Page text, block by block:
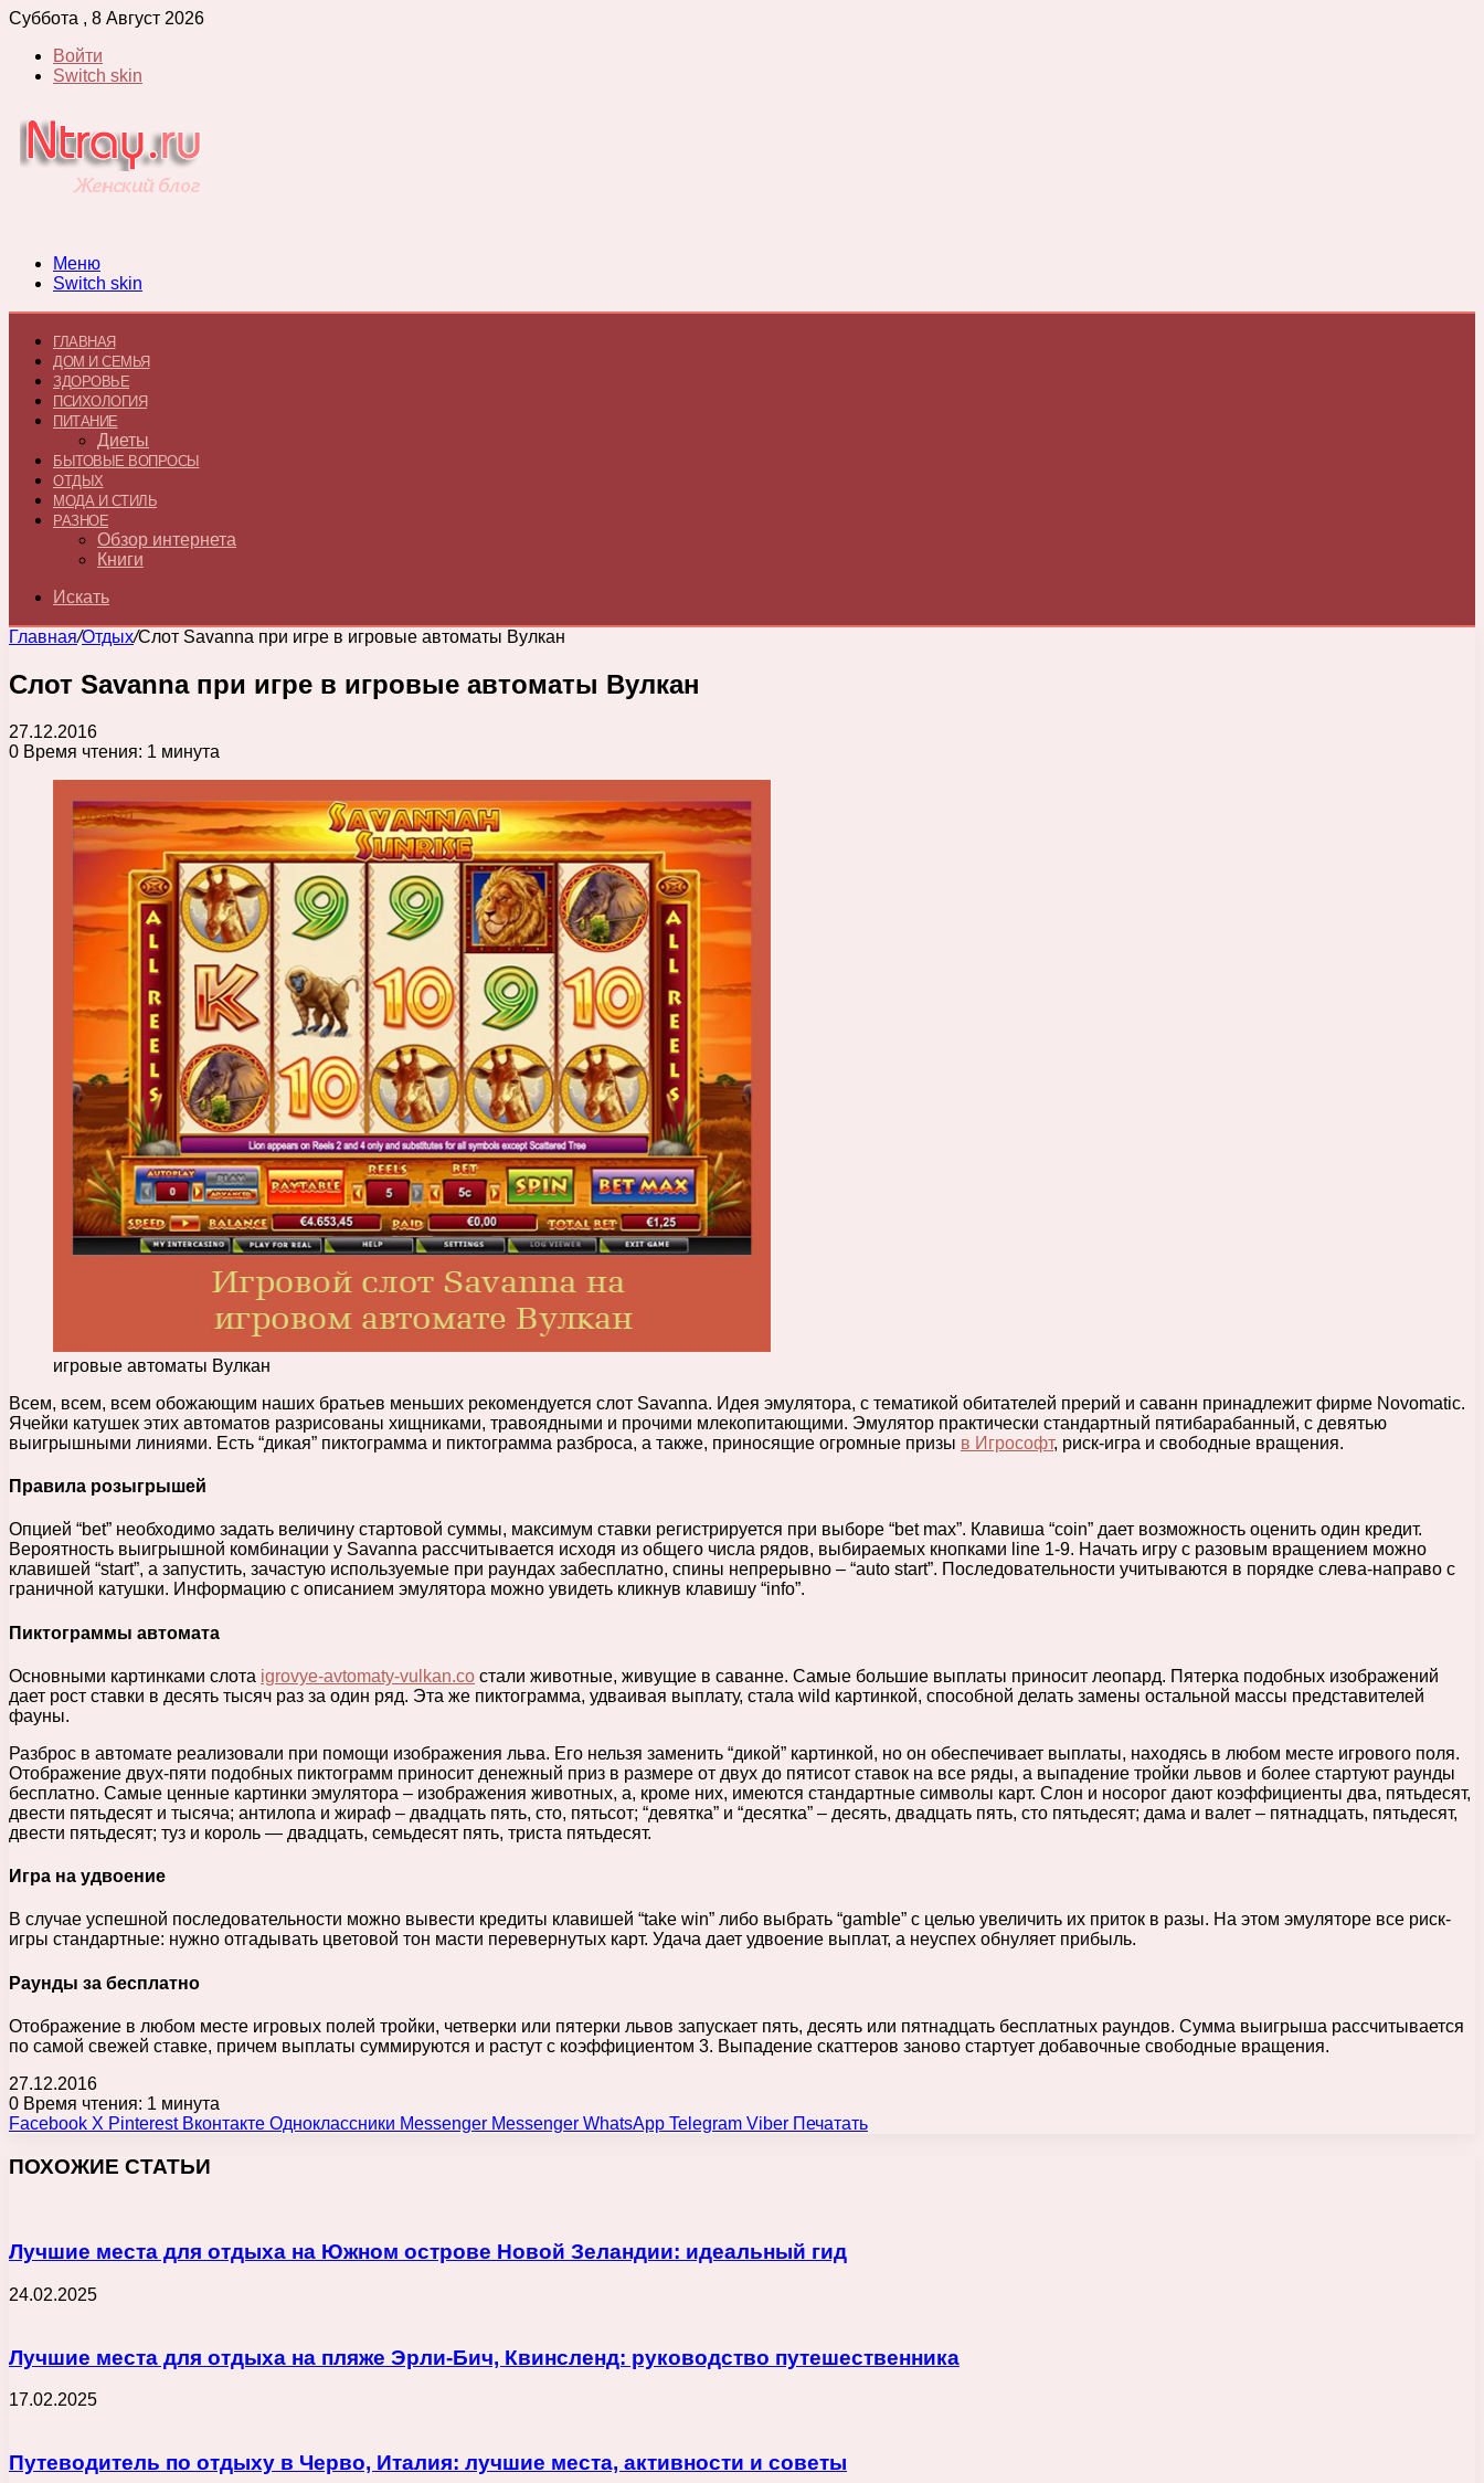
Суббота , 8 Август 2026
Войти
Switch skin
Меню
Switch skin
ГЛАВНАЯ
ДОМ И СЕМЬЯ
ЗДОРОВЬЕ
ПСИХОЛОГИЯ
ПИТАНИЕ
Диеты
БЫТОВЫЕ ВОПРОСЫ
ОТДЫХ
МОДА И СТИЛЬ
РАЗНОЕ
Обзор интернета
Книги
Искать
Главная/Отдых/Слот Savanna при игре в игровые автоматы Вулкан
Слот Savanna при игре в игровые автоматы Вулкан
27.12.2016
0 Время чтения: 1 минута
игровые автоматы Вулкан
Всем, всем, всем обожающим наших братьев меньших рекомендуется слот Savanna. Идея эмулятора, с тематикой обитателей прерий и саванн принадлежит фирме Novomatic.
Ячейки катушек этих автоматов разрисованы хищниками, травоядными и прочими млекопитающими. Эмулятор практически стандартный пятибарабанный, с девятью
выигрышными линиями. Есть “дикая” пиктограмма и пиктограмма разброса, а также, приносящие огромные призы в Игрософт, риск-игра и свободные вращения.
Правила розыгрышей
Опцией “bet” необходимо задать величину стартовой суммы, максимум ставки регистрируется при выборе “bet max”. Клавиша “coin” дает возможность оценить один кредит.
Вероятность выигрышной комбинации у Savanna рассчитывается исходя из общего числа рядов, выбираемых кнопками line 1-9. Начать игру с разовым вращением можно
клавишей “start”, а запустить, зачастую используемые при раундах забесплатно, спины непрерывно – “auto start”. Последовательности учитываются в порядке слева-направо с
граничной катушки. Информацию с описанием эмулятора можно увидеть кликнув клавишу “info”.
Пиктограммы автомата
Основными картинками слота igrovye-avtomaty-vulkan.co стали животные, живущие в саванне. Самые большие выплаты приносит леопард. Пятерка подобных изображений
дает рост ставки в десять тысяч раз за один ряд. Эта же пиктограмма, удваивая выплату, стала wild картинкой, способной делать замены остальной массы представителей
фауны.
Разброс в автомате реализовали при помощи изображения льва. Его нельзя заменить “дикой” картинкой, но он обеспечивает выплаты, находясь в любом месте игрового поля.
Отображение двух-пяти подобных пиктограмм приносит денежный приз в размере от двух до пятисот ставок на все ряды, а выпадение тройки львов и более стартуют раунды
бесплатно. Самые ценные картинки эмулятора – изображения животных, а, кроме них, имеются стандартные символы карт. Слон и носорог дают коэффициенты два, пятьдесят,
двести пятьдесят и тысяча; антилопа и жираф – двадцать пять, сто, пятьсот; “девятка” и “десятка” – десять, двадцать пять, сто пятьдесят; дама и валет – пятнадцать, пятьдесят,
двести пятьдесят; туз и король — двадцать, семьдесят пять, триста пятьдесят.
Игра на удвоение
В случае успешной последовательности можно вывести кредиты клавишей “take win” либо выбрать “gamble” с целью увеличить их приток в разы. На этом эмуляторе все риск-
игры стандартные: нужно отгадывать цветовой тон масти перевернутых карт. Удача дает удвоение выплат, а неуспех обнуляет прибыль.
Раунды за бесплатно
Отображение в любом месте игровых полей тройки, четверки или пятерки львов запускает пять, десять или пятнадцать бесплатных раундов. Сумма выигрыша рассчитывается
по самой свежей ставке, причем выплаты суммируются и растут с коэффициентом 3. Выпадение скаттеров заново стартует добавочные свободные вращения.
27.12.2016
0 Время чтения: 1 минута
Facebook X Pinterest Вконтакте Одноклассники Messenger Messenger WhatsApp Telegram Viber Печатать
ПОХОЖИЕ СТАТЬИ
Лучшие места для отдыха на Южном острове Новой Зеландии: идеальный гид
24.02.2025
Лучшие места для отдыха на пляже Эрли-Бич, Квинсленд: руководство путешественника
17.02.2025
Путеводитель по отдыху в Черво, Италия: лучшие места, активности и советы